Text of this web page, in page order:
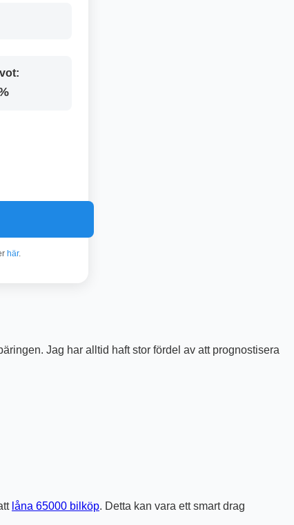
här.
Jag har alltid haft stor fördel av att prognostisera
låna 65000 bilköp. Detta kan vara ett smart drag